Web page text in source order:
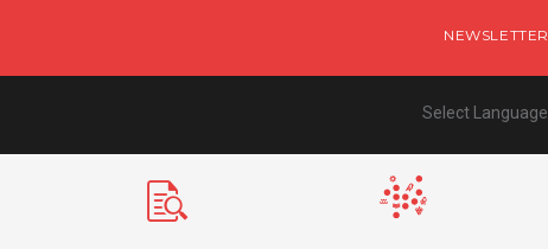
NEWSLETTER
Select Language